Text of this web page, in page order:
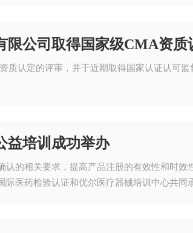
限公司取得国家级CMA资质
质认定的评审，并于近期取得国家认证认可
益培训成功举办
的相关要求，提高产品注册的有效性和时
医药检验认证和优尔医疗器械培训中心共